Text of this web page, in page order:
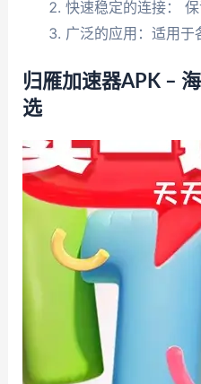
快速稳定的连接： 保
广泛的应用：适用于
归雁加速器APK –
选